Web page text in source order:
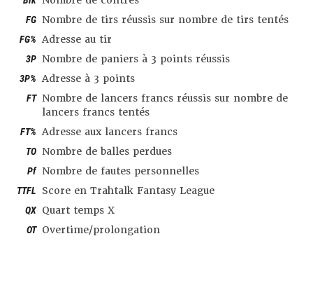
FG Nombre de tirs réussis sur nombre de tirs tentés
FG% Adresse au tir
3P Nombre de paniers à 3 points réussis
3P% Adresse à 3 points
FT Nombre de lancers francs réussis sur nombre de
lancers francs tentés
FT% Adresse aux lancers francs
TO Nombre de balles perdues
Pf Nombre de fautes personnelles
TTFL Score en Trahtalk Fantasy League
QX Quart temps X
OT Overtime/prolongation